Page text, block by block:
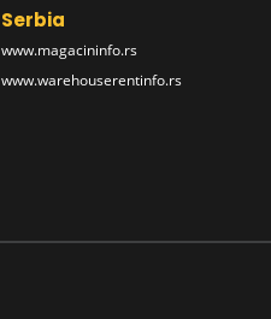
Serbia
www.magacininfo.rs
www.warehouserentinfo.rs